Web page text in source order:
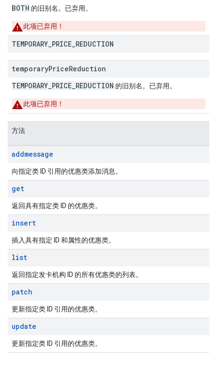
BOTH 的旧别名。已弃用。
此项已弃用！
TEMPORARY PRICE REDUCTION
temporaryPriceReduction
TEMPORARY_PRICE_REDUCTION 的旧别名。已弃用。
此项已弃用！
方法
addmessage
向指定类 ID 引用的优惠类添加消息。
get
返回具有指定类 ID 的优惠类。
insert
插入具有指定 ID 和属性的优惠类。
list
返回指定发卡机构 ID 的所有优惠类的列表。
patch
更新指定类 ID 引用的优惠类。
update
更新指定类 ID 引用的优惠类。